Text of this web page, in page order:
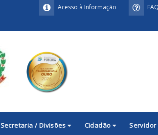
FAQ
Acesso à Informação
Secretaria / Divisões Cidadão Servidor